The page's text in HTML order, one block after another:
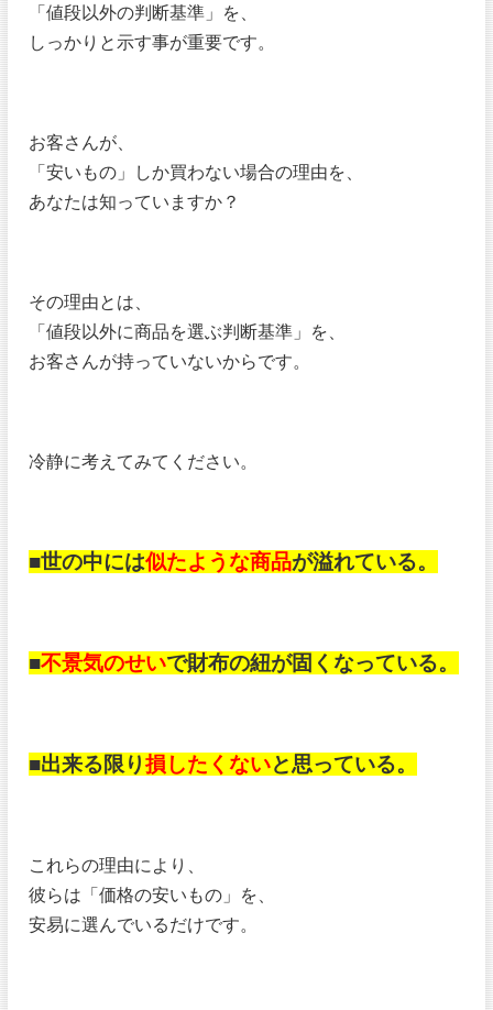
「値段以外の判断基準」を、
しっかりと示す事が重要です。
お客さんが、
「安いもの」しか買わない場合の理由を、
あなたは知っていますか？
その理由とは、
「値段以外に商品を選ぶ判断基準」を、
お客さんが持っていないからです。
冷静に考えてみてください。
■世の中には似たような商品が溢れている。
■不景気のせいで財布の紐が固くなっている。
■出来る限り損したくないと思っている。
これらの理由により、
彼らは「価格の安いもの」を、
安易に選んでいるだけです。